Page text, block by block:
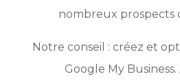
nombreux prospects
Notre conseil : créez et
Google My